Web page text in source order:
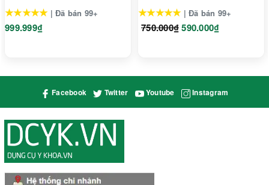
- Chiều cao chổ ngồi: 52cm
- Bánh xe trước và sau: 20cm
- Phụ kiện đi kèm gồm: Đèn LED - Giá cắm gậy - Chuông - Khay
★★★★★ | Đã bán 99+
999.999₫
★★★★★ | Đã bán 99+
750.000₫590.000₫
Facebook Twitter Youtube Instagram